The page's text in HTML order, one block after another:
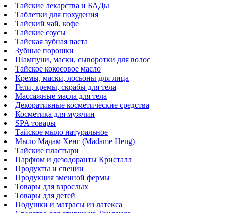
Тайские лекарства и БАДы
Таблетки для похудения
Тайский чай, кофе
Тайские соусы
Тайская зубная паста
Зубные порошки
Шампуни, маски, сыворотки для волос
Тайское кокосовое масло
Кремы, маски, лосьоны для лица
Гели, кремы, скрабы для тела
Массажные масла для тела
Декоративные косметические средства
Косметика для мужчин
SPA товары
Тайское мыло натуральное
Мыло Мадам Хенг (Madame Heng)
Тайские пластыри
Парфюм и дезодоранты Кристалл
Продукты и специи
Продукция змеиной фермы
Товары для взрослых
Товары для детей
Подушки и матрасы из латекса